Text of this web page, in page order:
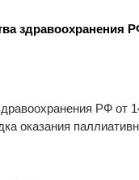
здравоохранения
РФ от
оказания